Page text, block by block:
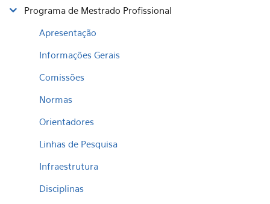
Programa de Mestrado Profissional
Apresentação
Informações Gerais
Comissões
Normas
Orientadores
Linhas de Pesquisa
Infraestrutura
Disciplinas